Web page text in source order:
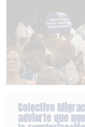
Colectivo
advierte que